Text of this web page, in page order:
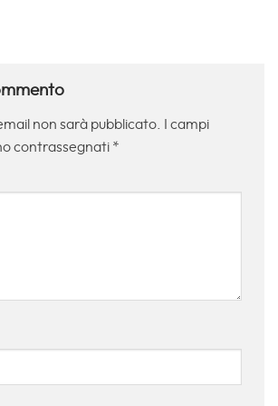
non sarà pubblicato.
I campi
contrassegnati *